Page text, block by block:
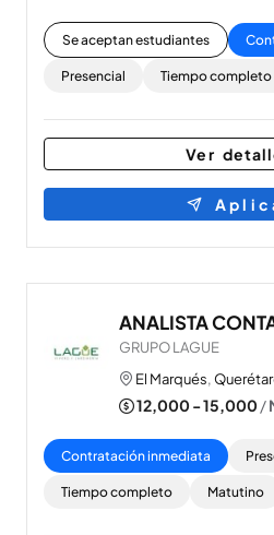
Se aceptan estudiantes
Presencial Tiempo completo
Ver
ANALISTA
GRUPO LAGUE
El Marqués,
12,000 - 15,000/
Contratación inmediata
Tiempo completo Matutino